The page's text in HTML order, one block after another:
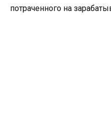
потраченного на